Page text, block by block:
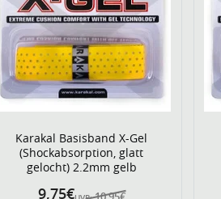
Karakal Basisband X-Gel
(Shockabsorption, glatt
gelocht) 2.2mm gelb
9,75€